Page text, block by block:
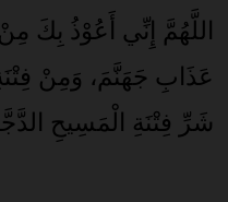
اللَّهُمَّ إِنِّي أَعُوْذُ بِكَ
عَذَابِ جَهَنَّمَ، وَمِنْ
شَرِّ فِتْنَةِ الْمَسِيحِ